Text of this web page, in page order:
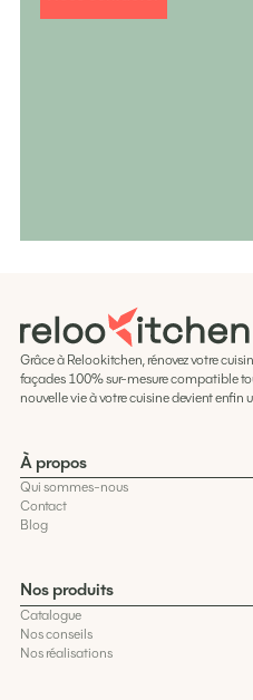
Grâce à Relookitchen, rénovez votre
façades 100% sur-mesure compatible
nouvelle vie à votre cuisine devient enfin
À propos
Qui sommes-nous
Contact
Blog
Nos produits
Catalogue
Nos conseils
Nos réalisations